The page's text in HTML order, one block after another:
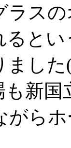
ラス
ると
まし
も新
がら